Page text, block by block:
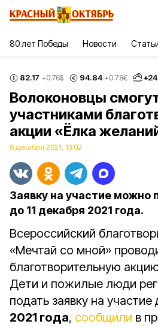
80 лет Победы Новости
82.17 +0.76$ 94.84 +0.78€ +24
Волоконовцы
участниками
акции «Ёлка
6 декабря 2021, 13:02
Заявку на участие можно
до 11 декабря 2021 года.
Всероссийский
«Мечтай со мной»
благотворительную
Дети и пожилые люди
подать заявку на участие
2021 года, сообщили в